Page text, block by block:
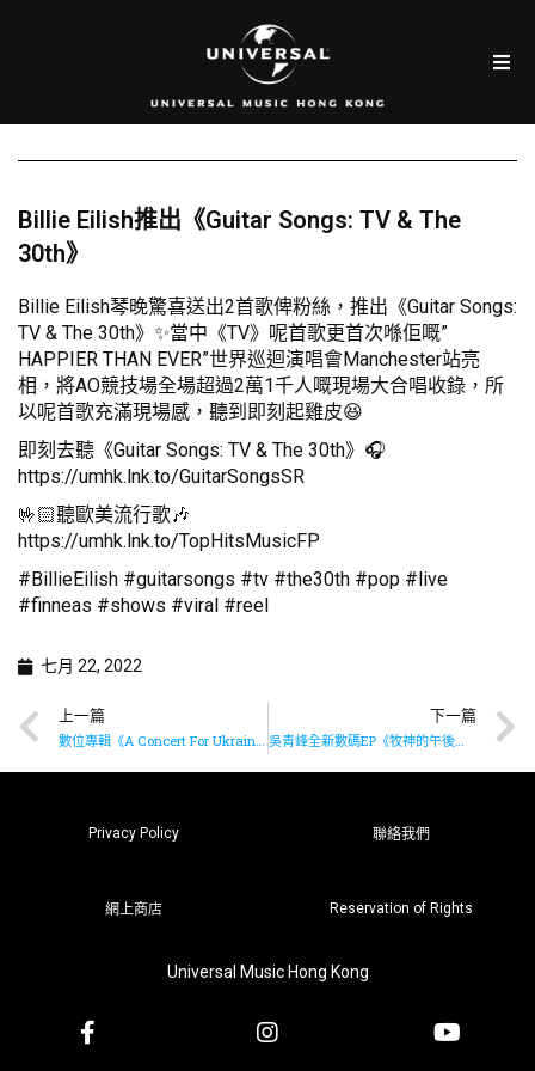
Billie Eilish推出《Guitar Songs: TV & The
30th》
Billie Eilish琴晚驚喜送出2首歌俾粉絲，推出《Guitar Songs:
TV & The 30th》✨當中《TV》呢首歌更首次喺佢嘅”
HAPPIER THAN EVER”世界巡迴演唱會Manchester站亮
相，將AO競技場全場超過2萬1千人嘅現場大合唱收錄，所
以呢首歌充滿現場感，聽到即刻起雞皮😆
即刻去聽《Guitar Songs: TV & The 30th》🎧
https://umhk.lnk.to/GuitarSongsSR
🤟🏻聽歐美流行歌🎶
https://umhk.lnk.to/TopHitsMusicFP
#BillieEilish #guitarsongs #tv #the30th #pop #live
#finneas #shows #viral #reel
七月 22, 2022
上一篇
數位專輯《A Concert For Ukraine》已推出
下一篇
吳青峰全新數碼EP《牧神的午後》已推出
Privacy Policy 聯絡我們
網上商店 Reservation of Rights
Universal Music Hong Kong